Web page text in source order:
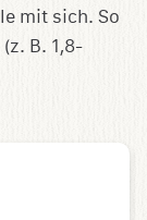
mit sich. So
B. 1,8-